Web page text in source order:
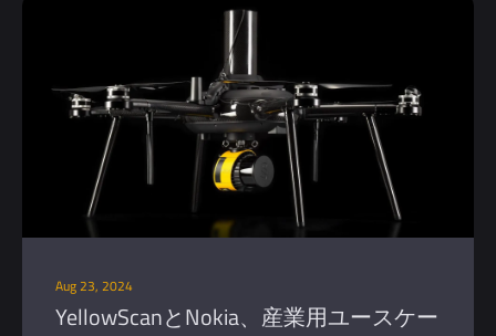
Aug 23, 2024
YellowScanとNokia、産業用ユースケー